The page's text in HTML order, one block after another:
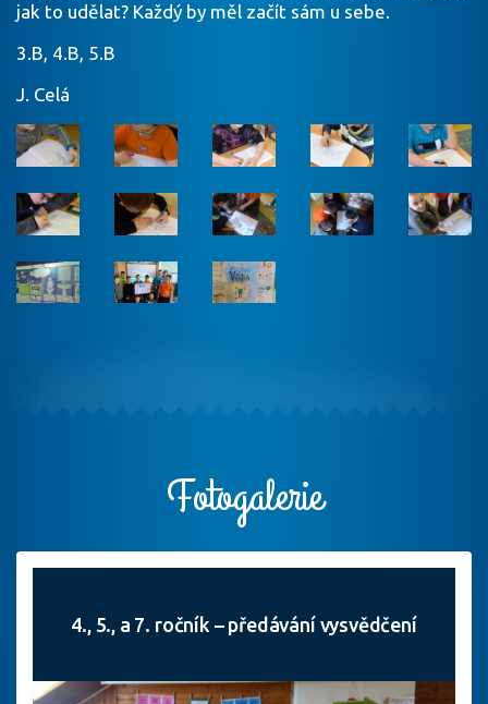
jak to udělat? Každý by měl začít sám u sebe.
3.B, 4.B, 5.B
J. Celá
Fotogalerie
4., 5., a 7. ročník – předávání vysvědčení